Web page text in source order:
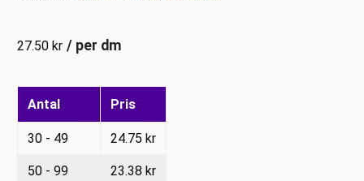
27.50kr / per dm
Antal Pris
30 - 49 24.75kr
50 - 99 23.38kr